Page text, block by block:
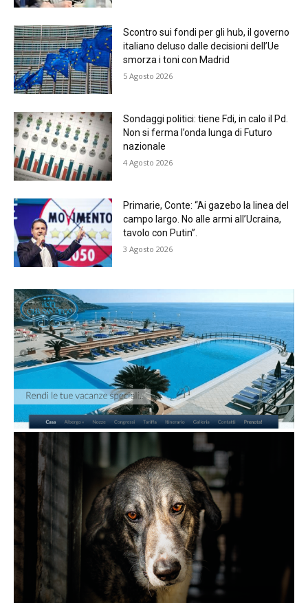
Scontro sui fondi per gli hub, il governo
italiano deluso dalle decisioni dell’Ue
smorza i toni con Madrid
5 Agosto 2026
Sondaggi politici: tiene Fdi, in calo il Pd.
Non si ferma l’onda lunga di Futuro
nazionale
4 Agosto 2026
Primarie, Conte: “Ai gazebo la linea del
campo largo. No alle armi all’Ucraina,
tavolo con Putin”.
3 Agosto 2026